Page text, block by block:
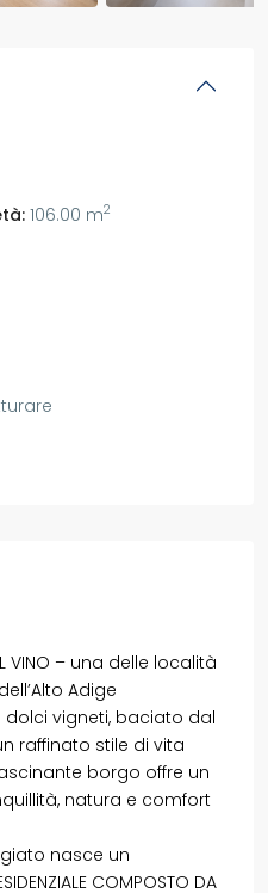
106.00 m2
VINO – una delle località
Adige
vigneti, baciato dal
raffinato stile di vita
borgo offre un
natura e comfort
nasce un
COMPOSTO DA